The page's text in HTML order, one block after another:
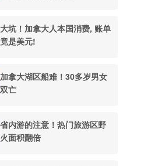
大坑！加拿大人本国消费, 账单
竟是美元!
加拿大湖区船难！30多岁男女
双亡
省内游的注意！热门旅游区野
火面积翻倍